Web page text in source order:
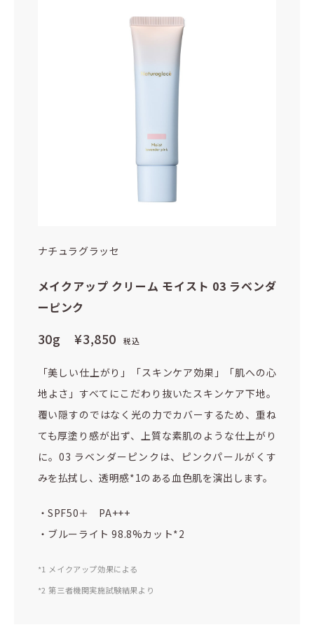
ナチュラグラッセ
メイクアップ クリーム モイスト 03 ラベンダ
ーピンク
30g ¥3,850 税込
「美しい仕上がり」「スキンケア効果」「肌への心
地よさ」すべてにこだわり抜いたスキンケア下地。
覆い隠すのではなく光の力でカバーするため、重ね
ても厚塗り感が出ず、上質な素肌のような仕上がり
に。03 ラベンダーピンクは、ピンクパールがくす
みを払拭し、透明感*1のある血色肌を演出します。
・SPF50＋ PA+++
・ブルーライト 98.8%カット*2
*1 メイクアップ効果による
*2 第三者機関実施試験結果より